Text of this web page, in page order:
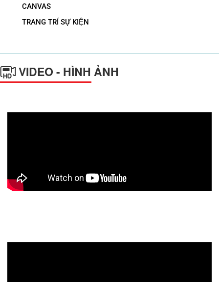
CANVAS
TRANG TRÍ SỰ KIỆN
VIDEO - HÌNH ẢNH